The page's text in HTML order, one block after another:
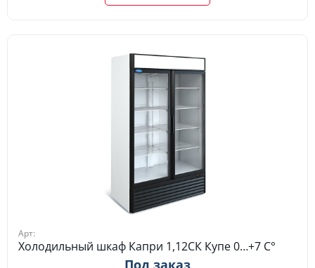
Арт:
Холодильный шкаф Капри 1,12СК Купе 0…+7 C°
Под заказ